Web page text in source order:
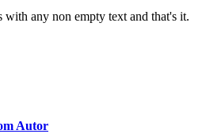
with any non empty text and that's it.
Autor